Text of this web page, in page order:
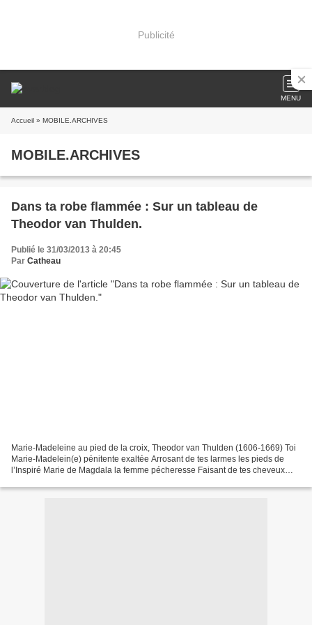
Publicité
MENU
Accueil » MOBILE.ARCHIVES
MOBILE.ARCHIVES
Dans ta robe flammée : Sur un tableau de
Theodor van Thulden.
Publié le 31/03/2013 à 20:45
Par Catheau
Marie-Madeleine au pied de la croix, Theodor van Thulden (1606-1669) Toi
Marie-Madelein(e) pénitente exaltée Arrosant de tes larmes les pieds de
l’Inspiré Marie de Magdala la femme pécheresse Faisant de tes cheveux